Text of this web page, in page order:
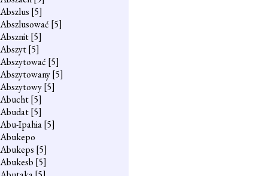
Abszlus [5]
Abszlusować [5]
Absznit[5]
Abszyt[5]
Abszytować [5]
Abszytowany[5]
Abszytowy[5]
Abucht[5]
Abudat[5]
Abu-Ipahia[5]
Abukepo
Abukeps [5]
Abukesb [5]